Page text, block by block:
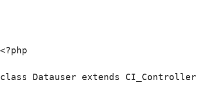
<?php
class Datauser extends CI_Controller